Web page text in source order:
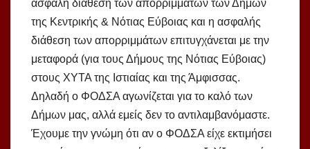
ασφαλή διάθεση των απορριμμάτων των Δήμων
της Κεντρικής & Νότιας Εύβοιας και η ασφαλής
διάθεση των απορριμμάτων επιτυγχάνεται με την
μεταφορά (για τους Δήμους της Νότιας Εύβοιας)
στους ΧΥΤΑ της Ιστιαίας και της Άμφισσας.
Δηλαδή ο ΦΟΔΣΑ αγωνίζεται για το καλό των
Δήμων μας, αλλά εμείς δεν το αντιλαμβανόμαστε.
Έχουμε την γνώμη ότι αν ο ΦΟΔΣΑ είχε εκτιμήσει